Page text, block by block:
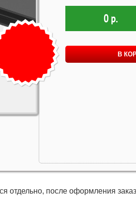
0 р.
В
отдельно, после оформления